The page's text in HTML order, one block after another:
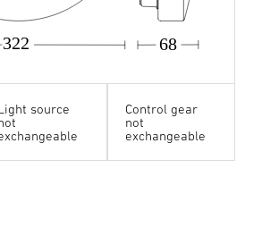
68
322
source
Control gear
not
exchangeable